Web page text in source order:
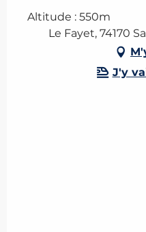
Altitude : 550m
Le Fayet, 74170
J'y